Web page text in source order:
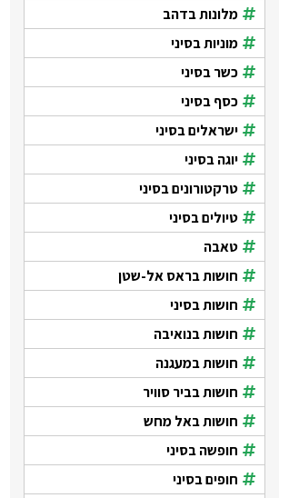
מלונות בדהב
מוניות בסיני
כשר בסיני
כסף בסיני
ישראלים בסיני
יוגה בסיני
טרקטורונים בסיני
טיולים בסיני
טאבה
חושות בראס אל-שטן
חושות בסיני
חושות בנואיבה
חושות במעגנה
חושות בביר סוויר
חושות באל מחש
חופשה בסיני
חופים בסיני